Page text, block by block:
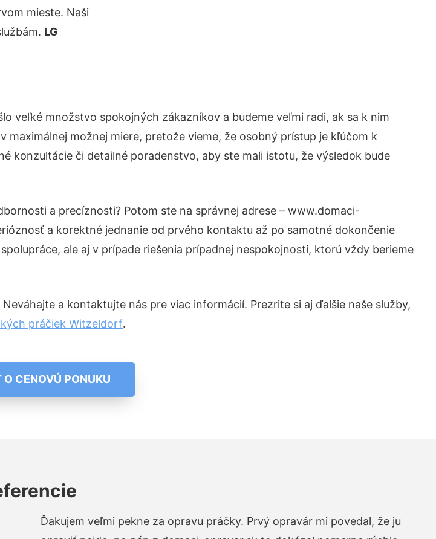
mieste. Naši
LG
veľké množstvo spokojných zákazníkov a budeme veľmi radi, ak sa k nim
možnej miere, pretože vieme, že osobný prístup je kľúčom k
konzultácie či detailné poradenstvo, aby ste mali istotu, že výsledok bude
a precíznosti? Potom ste na správnej adrese – www.domaci-
a korektné jednanie od prvého kontaktu až po samotné dokončenie
ale aj v prípade riešenia prípadnej nespokojnosti, ktorú vždy berieme
a kontaktujte nás pre viac informácií. Prezrite si aj ďalšie naše služby,
práčiek Witzeldorf.
O CENOVÚ PONUKU
Ďakujem veľmi pekne za opravu práčky. Prvý opravár mi povedal, že ju